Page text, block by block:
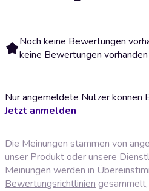
Noch keine Bewertungen
keine Bewertungen
Nur angemeldete Nutzer können
Jetzt anmelden
Die Meinungen stammen von
unser Produkt oder unsere
Meinungen werden in
Bewertungsrichtlinien